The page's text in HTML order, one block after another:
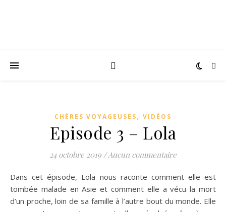
CHÈRES VOYAGEUSES, VIDÉOS
Episode 3 – Lola
24 octobre 2019 /Aucun commentaire
Dans cet épisode, Lola nous raconte comment elle est
tombée malade en Asie et comment elle a vécu la mort
d’un proche, loin de sa famille à l’autre bout du monde. Elle